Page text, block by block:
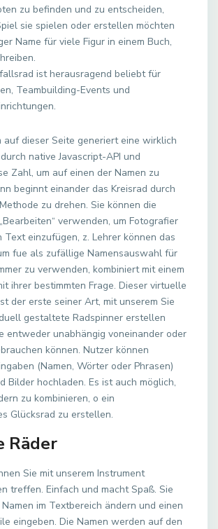
zu befinden und zu entscheiden,
sie spielen oder erstellen möchten
Name für viele Figur in einem Buch,
ist herausragend beliebt für
Teambuilding-Events und
auf dieser Seite generiert eine wirklich
native Javascript-API und
Zahl, um auf einen der Namen zu
beginnt einander das Kreisrad durch
zu drehen. Sie können die
verwenden, um Fotografier
Text einzufügen, z. Lehrer können das
fue als zufällige Namensauswahl für
zu verwenden, kombiniert mit einem
ihrer bestimmten Frage. Dieser virtuelle
der erste seiner Art, mit unserem Sie
gestaltete Radspinner erstellen
entweder unabhängig voneinander oder
können. Nutzer können
(Namen, Wörter oder Phrasen)
Bilder hochladen. Es ist auch möglich,
zu kombinieren, o ein
Glücksrad zu erstellen.
Räder
Sie mit unserem Instrument
treffen. Einfach und macht Spaß. Sie
im Textbereich ändern und einen
eingeben. Die Namen werden auf den